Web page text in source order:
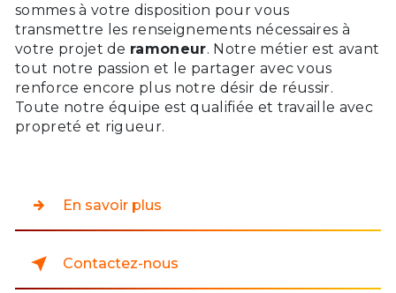
sommes à votre disposition pour vous
transmettre les renseignements nécessaires à
votre projet de ramoneur. Notre métier est avant
tout notre passion et le partager avec vous
renforce encore plus notre désir de réussir.
Toute notre équipe est qualifiée et travaille avec
propreté et rigueur.
En savoir plus
Contactez-nous